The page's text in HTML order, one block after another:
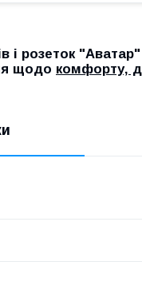
і розеток
щодо комфорту,